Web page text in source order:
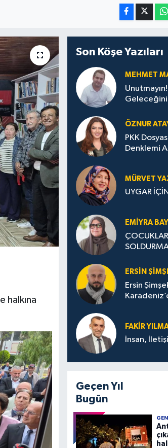
halkına
Son Köşe Yazıları
MEHMET
ÖZNUR
PKK
Denklemi
MÜRVET
UYGAR
EMIYRA
ERSIN
Ersin
FAKIR
İnsan,
Geçen Yıl
Bugün